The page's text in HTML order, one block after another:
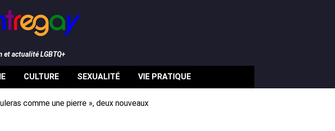
actualité LGBTQ+
CULTURE SEXUALITÉ VIE PRATIQUE
comme une pierre », deux nouveaux